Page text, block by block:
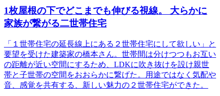
1枚屋根の下でどこまでも伸びる視線。 大らかに
家族が繋がる二世帯住宅
「１世帯住宅の延長線上にある２世帯住宅にして欲しい」と
要望を受けた建築家の橋本さん。世帯間は分けつつもお互い
の距離が近い空間にするため、LDKに吹き抜けを設け親世
帯と子世帯の空間をおおらかに繋げた。用途ではなく気配や
音、感覚を共有する、新しい魅力の２世帯住宅ができた。